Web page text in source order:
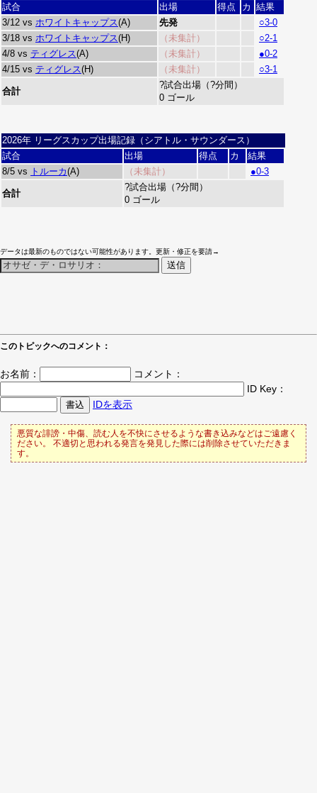
試合
出場 得点 カ 結果
3/12 vs ホワイトキャップス(A) 先発
○3-0
3/18 vs ホワイトキャップス(H) （未集計）
○2-1
4/8 vs ティグレス(A) （未集計）
●0-2
4/15 vs ティグレス(H) （未集計） ○3-1
合計
?試合出場（?分間）
0 ゴール
2026年 リーグスカップ出場記録（シアトル・サウンダース）
試合
出場 得点 カ
結果
8/5 vs トルーカ(A) （未集計） ●0-3
合計
?試合出場（?分間）
0 ゴール
データは最新のものではない可能性があります。更新・修正を要請→
このトピックへのコメント：
お名前：
コメント：
ID Key：
IDを表示
悪質な誹謗・中傷、読む人を不快にさせるような書き込みなどはご遠慮く
ださい。 不適切と思われる発言を発見した際には削除させていただきま
す。